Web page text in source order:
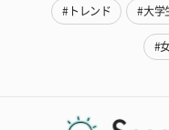
#トレンド #大学
#